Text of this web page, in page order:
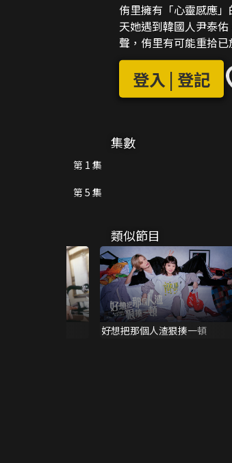
侑里擁有「心靈感應
天她遇到韓國人尹泰
聲，侑里有可能重拾
登入 | 登記
集數
第 1 集
第 5 集
類似節目
好想把那個人渣狠揍一頓